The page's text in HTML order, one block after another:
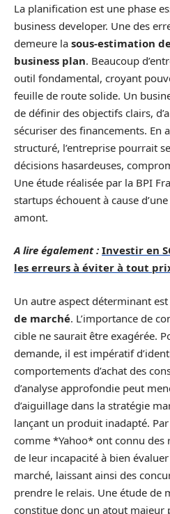
La planification est une phase
business developer. Une des
demeure la sous-estimation
business plan. Beaucoup
outil fondamental, croyant
feuille de route solide. Un
de définir des objectifs clairs,
sécuriser des financements. En
structuré, l’entreprise pourrait
décisions hasardeuses,
Une étude réalisée par la BPI
startups échouent à cause
amont.
A lire également : Investir en
les erreurs à éviter à tout
Un autre aspect déterminant
de marché. L’importance de
cible ne saurait être exagérée.
demande, il est impératif
comportements d’achat des
d’analyse approfondie peut
d’aiguillage dans la stratégie
lançant un produit inadapté.
comme *Yahoo* ont connu des
de leur incapacité à bien
marché, laissant ainsi des
prendre le relais. Une étude de
constitue donc un atout majeur